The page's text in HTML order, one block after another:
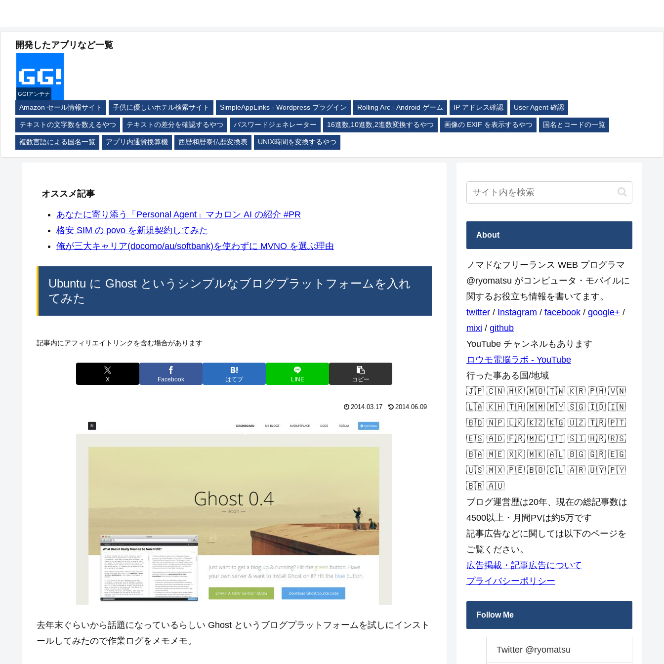
開発したアプリなど一覧
GG!アンテナ
Amazon セール情報サイト 子供に優しいホテル検索サイト SimpleAppLinks - Wordpress プラグイン Rolling Arc - Android ゲーム IP アドレス確認 User Agent 確認
テキストの文字数を数えるやつ テキストの差分を確認するやつ パスワードジェネレーター 16進数,10進数,2進数変換するやつ 画像の EXIF を表示するやつ 国名とコードの一覧
複数言語による国名一覧 アプリ内通貨換算機 西暦和暦泰仏歴変換表 UNIX時間を変換するやつ
オススメ記事
あなたに寄り添う「Personal Agent」マカロン AI の紹介 #PR
格安 SIM の povo を新規契約してみた
俺が三大キャリア(docomo/au/softbank)を使わずに MVNO を選ぶ理由
Ubuntu に Ghost というシンプルなブログプラットフォームを入れ
てみた
記事内にアフィリエイトリンクを含む場合があります
X Facebook はてブ LINE コピー
2014.03.17 2014.06.09
去年末ぐらいから話題になっているらしい Ghost というブログプラットフォームを試しにインスト
ールしてみたので作業ログをメモメモ。
About
ノマドなフリーランス WEB プログラマ
@ryomatsu がコンピュータ・モバイルに
関するお役立ち情報を書いてます。
twitter / Instagram / facebook / google+ /
mixi / github
YouTube チャンネルもあります
ロウモ電脳ラボ - YouTube
行った事ある国/地域
🇯🇵 🇨🇳 🇭🇰 🇲🇴 🇹🇼 🇰🇷 🇵🇭 🇻🇳
🇱🇦 🇰🇭 🇹🇭 🇲🇲 🇲🇾 🇸🇬 🇮🇩 🇮🇳
🇧🇩 🇳🇵 🇱🇰 🇰🇿 🇰🇬 🇺🇿 🇹🇷 🇵🇹
🇪🇸 🇦🇩 🇫🇷 🇲🇨 🇮🇹 🇸🇮 🇭🇷 🇷🇸
🇧🇦 🇲🇪 🇽🇰 🇲🇰 🇦🇱 🇧🇬 🇬🇷 🇪🇬
🇺🇸 🇲🇽 🇵🇪 🇧🇴 🇨🇱 🇦🇷 🇺🇾 🇵🇾
🇧🇷 🇦🇺
ブログ運営歴は20年、現在の総記事数は
4500以上・月間PVは約5万です
記事広告などに関しては以下のページを
ご覧ください。
広告掲載・記事広告について
プライバシーポリシー
Follow Me
Twitter @ryomatsu